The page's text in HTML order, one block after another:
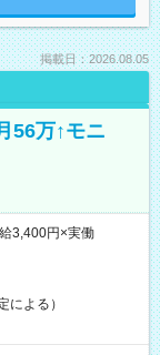
掲載日：2026.08.05
56万↑モニ
3,400円×実働
による）